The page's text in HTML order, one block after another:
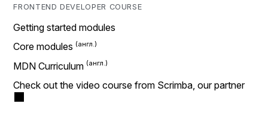
FRONTEND DEVELOPER COURSE
Getting started modules
Core modules
MDN Curriculum
Check out the video course from Scrimba, our partner